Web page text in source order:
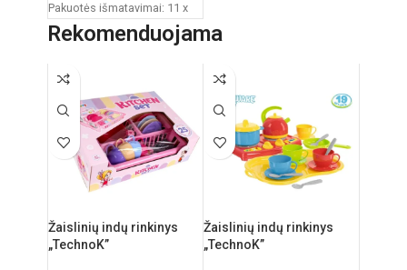
Pakuotės išmatavimai: 11 x
43 x 50 cm
49 x 67 cm
Rekomenduojamas amžius:
nuo 3 metų
Rekomenduojama
Žaislinių indų rinkinys
„TechnoK”
Žaislinių indų rinkinys
„TechnoK”